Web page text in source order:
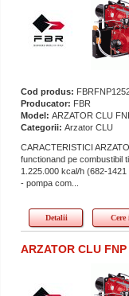
Cod produs:
Producator: FBR
Model: ARZATOR CLU
Categorii: Arzator CLU
CARACTERISTICI
functionand pe combustibil
1.225.000 kcal/h (682-
- pompa com...
Detalii Cere
ARZATOR CLU